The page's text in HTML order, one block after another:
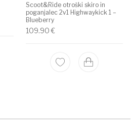
Scoot&Ride otroški skiro in
poganjalec 2v1 Highwaykick 1 –
Blueberry
109.90€